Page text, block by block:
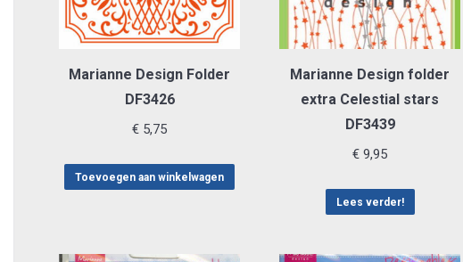
Marianne Design Folder
DF3426
€ 5,75
Toevoegen aan winkelwagen
Marianne Design folder
extra Celestial stars
DF3439
€ 9,95
Lees verder!